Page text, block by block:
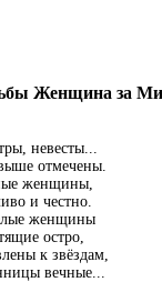
Женщина за
невесты...
отмечены.
женщины,
и честно.
женщины
остро,
к звёздам,
вечные...